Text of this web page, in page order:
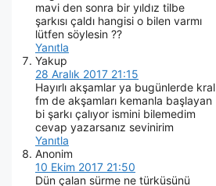
mavi den sonra bir yıldız tilbe
şarkısı çaldı hangisi o bilen varmı
lütfen söylesin ??
Yanıtla
Yakup
28 Aralık 2017 21:15
Hayırlı akşamlar ya bugünlerde kral
fm de akşamları kemanla başlayan
bi şarkı çalıyor ismini bilemedim
cevap yazarsanız sevinirim
Yanıtla
Anonim
10 Ekim 2017 21:50
Dün çalan sürme ne türküsünü